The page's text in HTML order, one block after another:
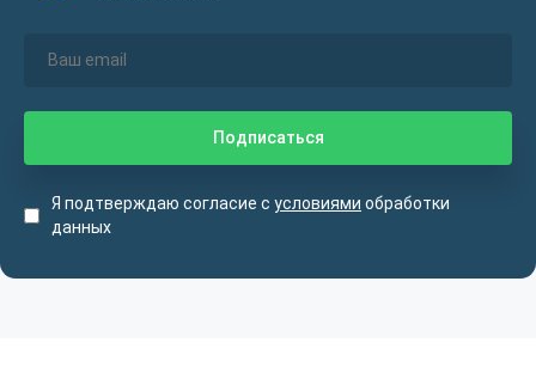
Я подтверждаю согласие с условиями обработки
данных